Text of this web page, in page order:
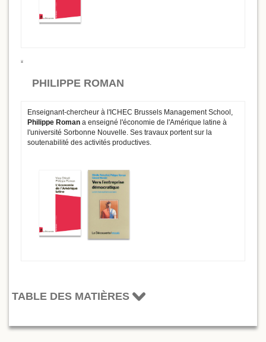
PHILIPPE ROMAN
Enseignant-chercheur à l'ICHEC Brussels Management School,
Philippe Roman a enseigné l'économie de l'Amérique latine à
l'université Sorbonne Nouvelle. Ses travaux portent sur la
soutenabilité des activités productives.
TABLE DES MATIÈRES